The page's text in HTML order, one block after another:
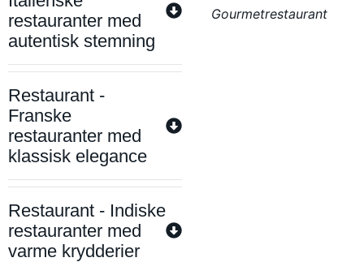
restauranter med
autentisk stemning
Restaurant -
Franske
restauranter med
klassisk elegance
Restaurant - Indiske
restauranter med
varme krydderier
Gourmetrestaurant